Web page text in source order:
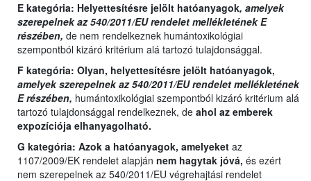
E kategória: Helyettesítésre jelölt hatóanyagok, amelyek
szerepelnek az 540/2011/EU rendelet mellékletének E
részében, de nem rendelkeznek humántoxikológiai
szempontból kizáró kritérium alá tartozó tulajdonsággal.
F kategória: Olyan, helyettesítésre jelölt hatóanyagok,
amelyek szerepelnek az 540/2011/EU rendelet mellékletének
E részében, humántoxikológiai szempontból kizáró kritérium alá
tartozó tulajdonsággal rendelkeznek, de ahol az emberek
expozíciója elhanyagolható.
G kategória: Azok a hatóanyagok, amelyeket az
1107/2009/EK rendelet alapján nem hagytak jóvá, és ezért
nem szerepelnek az 540/2011/EU végrehajtási rendelet